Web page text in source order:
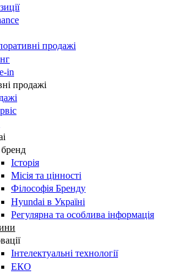
продажі
in
продажі
Історія
Місія та цінності
Філософія Бренду
Hyundai в Україні
Регулярна та особлива інформація
Інтелектуальні технології
ЕКО